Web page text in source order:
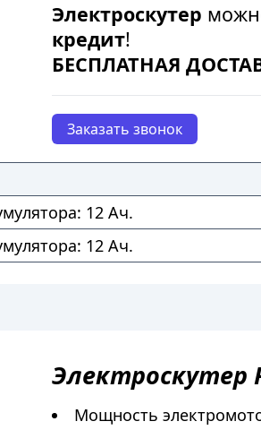
Электроскутер
кредит!
БЕСПЛАТНАЯ
Заказать звонок
12 Ач.
12 Ач.
Электроскутер
Мощность